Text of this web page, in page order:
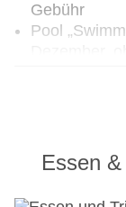
Gebühr
Pool
Arzt:
Internet:
(Anlage):
Essen